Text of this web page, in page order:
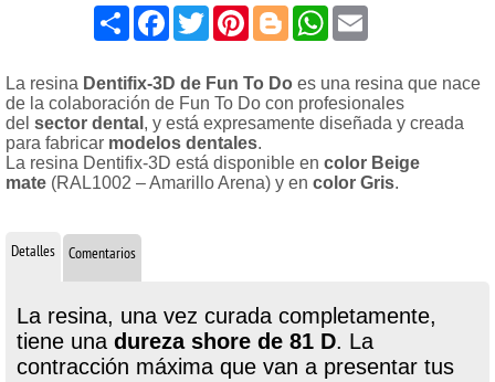
ShareFacebook
TwitterPinterest
BloggerWhatsApp
La resina Dentifix-3D de Fun To Do es una resina que nace
de la colaboración de Fun To Do con profesionales
del sector dental , y está expresamente diseñada y creada
para fabricar modelos dentales.
La resina Dentifix-3D está disponible en color Beige
mate (RAL1002 – Amarillo Arena) y en color Gris.
Detalles Comentarios
La resina, una vez curada completamente,
tiene una dureza shore de 81 D. La
contracción máxima que van a presentar tus